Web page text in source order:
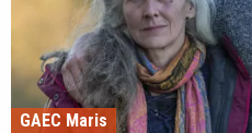
GAEC Maris